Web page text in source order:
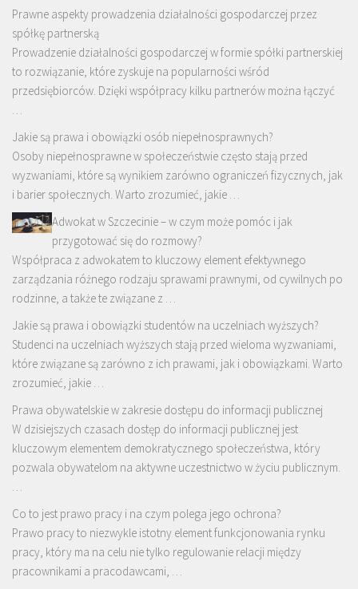
Prawne aspekty prowadzenia działalności gospodarczej przez
spółkę partnerską
Prowadzenie działalności gospodarczej w formie spółki partnerskiej
to rozwiązanie, które zyskuje na popularności wśród
przedsiębiorców. Dzięki współpracy kilku partnerów można łączyć
Jakie są prawa i obowiązki osób niepełnosprawnych?
Osoby niepełnosprawne w społeczeństwie często stają przed
wyzwaniami, które są wynikiem zarówno ograniczeń fizycznych, jak
i barier społecznych. Warto zrozumieć, jakie …
Adwokat w Szczecinie – w czym może pomóc i jak
przygotować się do rozmowy?
Współpraca z adwokatem to kluczowy element efektywnego
zarządzania różnego rodzaju sprawami prawnymi, od cywilnych po
rodzinne, a także te związane z …
Jakie są prawa i obowiązki studentów na uczelniach wyższych?
Studenci na uczelniach wyższych stają przed wieloma wyzwaniami,
które związane są zarówno z ich prawami, jak i obowiązkami. Warto
zrozumieć, jakie …
Prawa obywatelskie w zakresie dostępu do informacji publicznej
W dzisiejszych czasach dostęp do informacji publicznej jest
kluczowym elementem demokratycznego społeczeństwa, który
pozwala obywatelom na aktywne uczestnictwo w życiu publicznym.
Co to jest prawo pracy i na czym polega jego ochrona?
Prawo pracy to niezwykle istotny element funkcjonowania rynku
pracy, który ma na celu nie tylko regulowanie relacji między
pracownikami a pracodawcami, …